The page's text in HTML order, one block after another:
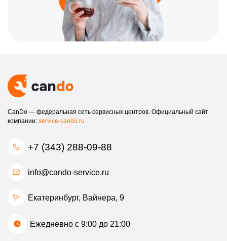
CanDo — федеральная сеть сервисных центров. Официальный сайт
компании: service-cando.ru
+7 (343) 288-09-88
info@cando-service.ru
Екатеринбург, ​Вайнера, 9
Ежедневно с 9:00 до 21:00